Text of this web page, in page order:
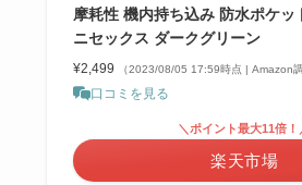
摩耗性 機内持ち込み 防水ポケッ
ニセックス ダークグリーン
¥2,499 （2023/08/05 17:59時点 | Amazon調
口コミを見る
＼ポイント最大11倍！
楽天市場